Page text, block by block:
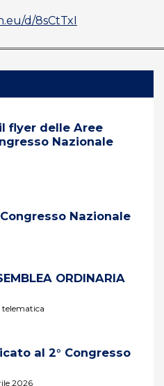
d/8sCtTxI
flyer delle Aree
Nazionale
Nazionale
ORDINARIA
telematica
al 2° Congresso
2026